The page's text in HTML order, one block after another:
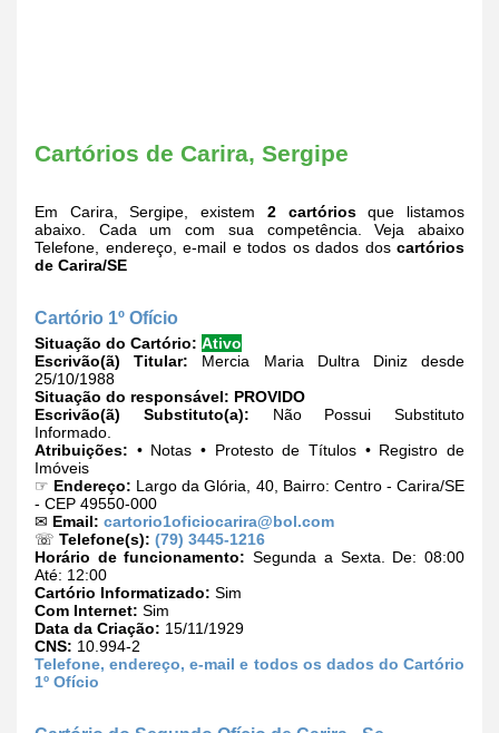
Cartórios de Carira, Sergipe
Em Carira, Sergipe, existem 2 cartóriosque listamos
abaixo. Cada um com sua competência. Veja abaixo
Telefone, endereço, e-mail e todos os dados dos cartórios
de Carira/SE
Cartório 1º Ofício
Situação do Cartório: Ativo
Escrivão(ã) Titular: Mercia Maria Dultra Diniz desde
25/10/1988
Situação do responsável: PROVIDO
Escrivão(ã) Substituto(a): Não Possui Substituto
Informado.
Atribuições: • Notas • Protesto de Títulos • Registro de
Imóveis
☞ Endereço: Largo da Glória, 40, Bairro: Centro - Carira/SE
- CEP 49550-000
✉ Email: cartorio1oficiocarira@bol.com
☏ Telefone(s): (79) 3445-1216
Horário de funcionamento: Segunda a Sexta. De: 08:00
Até: 12:00
Cartório Informatizado: Sim
Com Internet: Sim
Data da Criação: 15/11/1929
CNS: 10.994-2
Telefone, endereço, e-mail e todos os dados do Cartório
1º Ofício